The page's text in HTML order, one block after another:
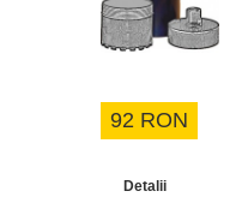
92 RON
Detalii